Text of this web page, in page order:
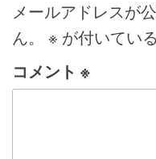
メールアドレスが
ん。
※ が付いてい
コメント ※